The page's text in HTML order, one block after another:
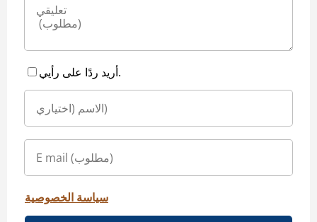
أريد ردًا على رأيي.
سياسة الخصوصية